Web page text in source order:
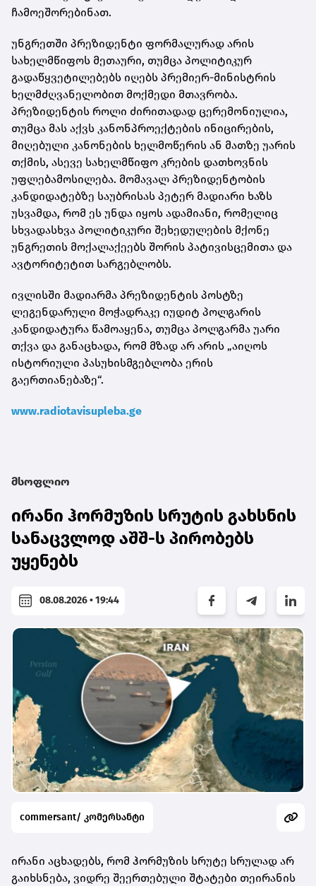
ჩამოეშორებინათ.
უნგრეთში პრეზიდენტი ფორმალურად არის
სახელმწიფოს მეთაური, თუმცა პოლიტიკურ
გადაწყვეტილებებს იღებს პრემიერ-მინისტრის
ხელმძღვანელობით მოქმედი მთავრობა.
პრეზიდენტის როლი ძირითადად ცერემონიულია,
თუმცა მას აქვს კანონპროექტების ინიცირების,
მიღებული კანონების ხელმოწერის ან მათზე უარის
თქმის, ასევე სახელმწიფო კრების დათხოვნის
უფლებამოსილება. მომავალ პრეზიდენტობის
კანდიდატებზე საუბრისას პეტერ მადიარი ხაზს
უსვამდა, რომ ეს უნდა იყოს ადამიანი, რომელიც
სხვადასხვა პოლიტიკური შეხედულების მქონე
უნგრეთის მოქალაქეებს შორის პატივისცემითა და
ავტორიტეტით სარგებლობს.
ივლისში მადიარმა პრეზიდენტის პოსტზე
ლეგენდარული მოჭადრაკე იუდიტ პოლგარის
კანდიდატურა წამოაყენა, თუმცა პოლგარმა უარი
თქვა და განაცხადა, რომ მზად არ არის „აიღოს
ისტორიული პასუხისმგებლობა ერის
გაერთიანებაზე“.
www.radiotavisupleba.ge
მსოფლიო
ირანი ჰორმუზის სრუტის გახსნის
სანაცვლოდ აშშ-ს პირობებს
უყენებს
08.08.2026 • 19:44
commersant/ კომერსანტი
ირანი აცხადებს, რომ ჰორმუზის სრუტე სრულად არ
გაიხსნება, ვიდრე შეერთებული შტატები თეირანის